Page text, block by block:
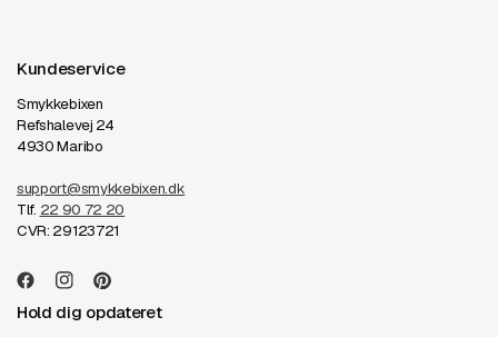
Kundeservice
Smykkebixen
Refshalevej 24
4930 Maribo
support@smykkebixen.dk
Tlf. 22 90 72 20
CVR: 29123721
Hold dig opdateret